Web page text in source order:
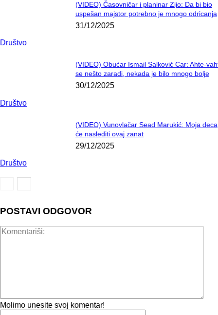
Društvo
(VIDEO) Časovničar i planinar Zijo: Da bi bio
uspešan majstor potrebno je mnogo odricanja
31/12/2025
Društvo
(VIDEO) Obućar Ismail Salković Car: Ahte-
se nešto zaradi, nekada je bilo mnogo bolje
30/12/2025
Društvo
(VIDEO) Vunovlačar Sead Marukić: Moja deca
će naslediti ovaj zanat
29/12/2025
POSTAVI ODGOVOR
Molimo unesite svoj komentar!